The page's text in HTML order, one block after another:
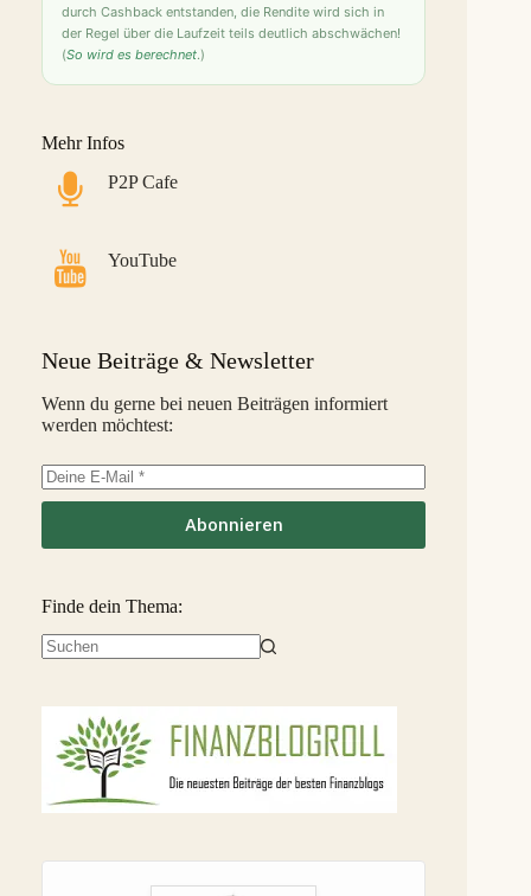
27 PeerBerry 9,2 % S
28 Bondster
31
32 Savy
InSoil 2,6 % S
37 Linked Finance -6,3 % S
durch Cashback entstanden, die Rendite wird sich in
der Regel über die Laufzeit teils deutlich abschwächen!
(So wird es berechnet.)
Mehr Infos
P2P Cafe
YouTube
Neue Beiträge & Newsletter
Wenn du gerne bei neuen Beiträgen informiert
werden möchtest:
Abonnieren
Finde dein Thema: